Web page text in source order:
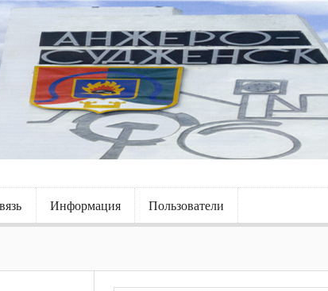
Информация Пользователи